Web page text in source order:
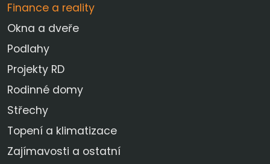
Finance a reality
Okna a dveře
Podlahy
Projekty RD
Rodinné domy
Střechy
Topení a klimatizace
Zajímavosti a ostatní